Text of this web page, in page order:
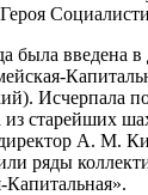
была введена в
Исчерпала
из старейших
А. М.
ряды
Капитальная».